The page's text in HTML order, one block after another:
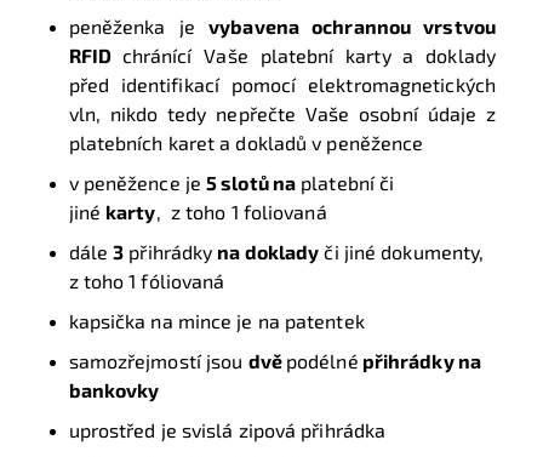
peněženka jevybavena ochrannou vrstvou
RFID chránící Vaše platební karty a doklady
před identifikací pomocí elektromagnetických
vln, nikdo tedy nepřečte Vaše osobní údaje z
platebních karet a dokladů v peněžence
v peněžence je5 slotů na platební či
jiné karty, z toho 1 foliovaná
dále3 přihrádky na doklady či jiné dokumenty,
z toho 1 fóliovaná
kapsička na mince je na patentek
samozřejmostí jsou dvě podélné přihrádky na
bankovky
uprostřed je svislá zipová přihrádka